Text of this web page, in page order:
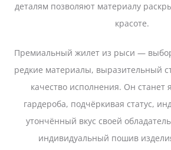
деталям позволяют материалу
красоте.
Премиальный жилет из рыси —
редкие материалы, выразительный
качество исполнения. Он станет
гардероба, подчёркивая статус,
утончённый вкус своей
индивидуальный пошив